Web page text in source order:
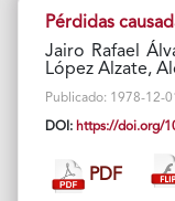
Pérdidas
Jairo Rafael
López Alzate,
Publicado: 1978-12-
DOI: https://doi.org/
PDF